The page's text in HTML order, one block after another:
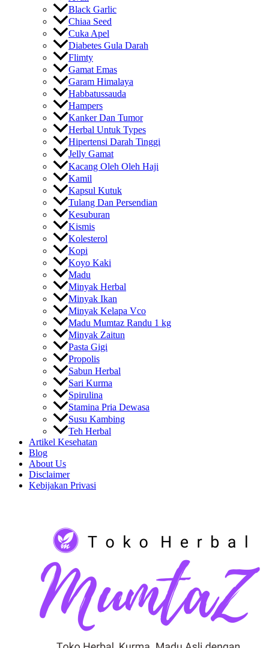
Black Garlic
Chiaa Seed
Cuka Apel
Diabetes Gula Darah
Flimty
Gamat Emas
Garam Himalaya
Habbatussauda
Hampers
Kanker Dan Tumor
Herbal Untuk Types
Hipertensi Darah Tinggi
Jelly Gamat
Kacang Oleh Oleh Haji
Kamil
Kapsul Kutuk
Tulang Dan Persendian
Kesuburan
Kismis
Kolesterol
Kopi
Koyo Kaki
Madu
Minyak Herbal
Minyak Ikan
Minyak Kelapa Vco
Madu Mumtaz Randu 1 kg
Minyak Zaitun
Pasta Gigi
Propolis
Sabun Herbal
Sari Kurma
Spirulina
Stamina Pria Dewasa
Susu Kambing
Teh Herbal
Artikel Kesehatan
Blog
About Us
Disclaimer
Kebijakan Privasi